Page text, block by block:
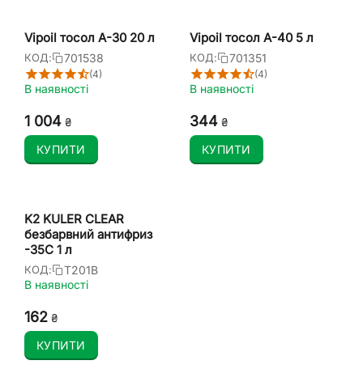
Vipoil тосол А-30 20 л
КОД: 701538
(4)
В наявності
1 004 ₴
КУПИТИ
Vipoil тосол А-40 5 л
КОД: 701351
(4)
В наявності
‍344‍ ₴
КУПИТИ
K2 KULER CLEAR
безбарвний антифриз
-35C 1 л
КОД:
T201B
В наявності
‍162‍ ₴
КУПИТИ